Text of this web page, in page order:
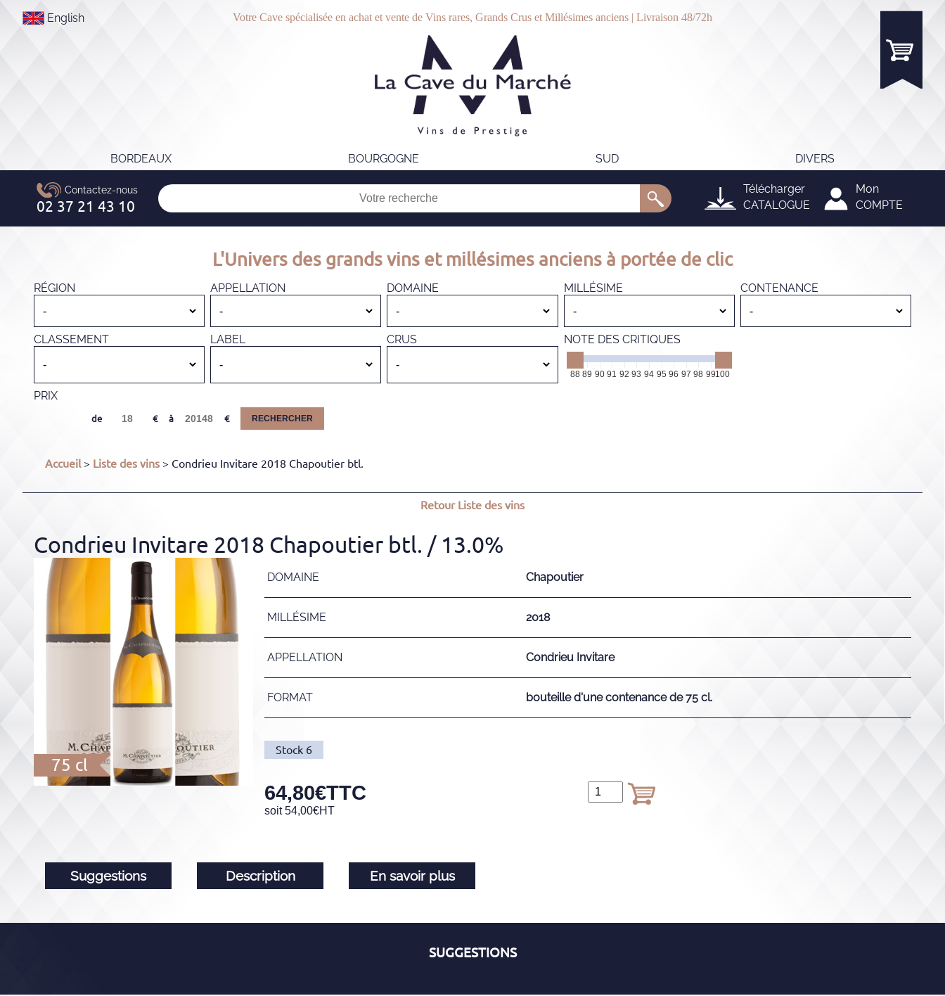
English Votre Cave spécialisée en achat et vente de Vins rares, Grands Crus et Millésimes anciens | Livraison 48/72h
BORDEAUX BOURGOGNE SUD DIVERS
Télécharger
CATALOGUE
Mon
COMPTE
L'Univers des grands vins et millésimes anciens à portée de clic
RÉGION APPELLATION DOMAINE MILLÉSIME CONTENANCE
CLASSEMENT LABEL CRUS NOTE DES CRITIQUES
88 89 90 91 92 93 94 95 96 97 98 99100
PRIX
de à RECHERCHER
Accueil> Liste des vins > Condrieu Invitare 2018 Chapoutier btl.
RetourListe des vins
Condrieu Invitare 2018 Chapoutier btl. / 13.0%
75 cl
DOMAINE Chapoutier
MILLÉSIME 2018
APPELLATION Condrieu Invitare
FORMAT bouteille d'une contenance de 75 cl.
Stock 6
64,80€TTC
soit 54,00€HT
Suggestions Description En savoir plus
SUGGESTIONS